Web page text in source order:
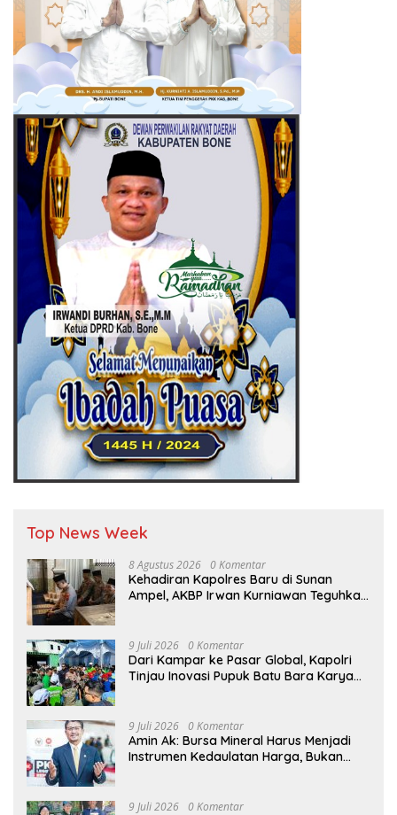
Top News Week
8 Agustus 2026 0 Komentar
Kehadiran Kapolres Baru di Sunan
Ampel, AKBP Irwan Kurniawan Teguhkan
9 Juli 2026 0 Komentar
Dari Kampar ke Pasar Global, Kapolri
Tinjau Inovasi Pupuk Batu Bara Karya
9 Juli 2026 0 Komentar
Amin Ak: Bursa Mineral Harus Menjadi
Instrumen Kedaulatan Harga, Bukan
9 Juli 2026 0 Komentar